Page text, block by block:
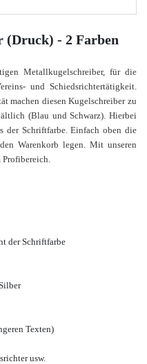
(Druck) - 2 Farben
Metallkugelschreiber, für die
und Schiedsrichtertätigkeit.
machen diesen Kugelschreiber zu
(Blau und Schwarz). Hierbei
der Schriftfarbe. Einfach oben die
Warenkorb legen. Mit unseren
der Schriftfarbe
Texten)
usw.